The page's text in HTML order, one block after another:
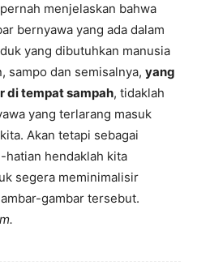
pernah menjelaskan bahwa
bernyawa yang ada dalam
yang dibutuhkan manusia
sampo dan semisalnya, yang
di tempat sampah, tidaklah
yang terlarang masuk
Akan tetapi sebagai
hatian hendaklah kita
segera meminimalisir
gambar tersebut.